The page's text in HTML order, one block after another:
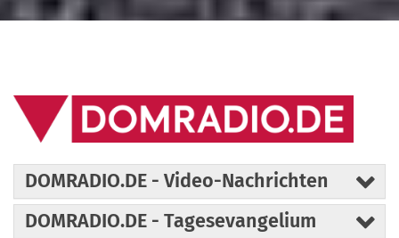
DOMRADIO.DE - Video-Nachrichten
DOMRADIO.DE - Tagesevangelium